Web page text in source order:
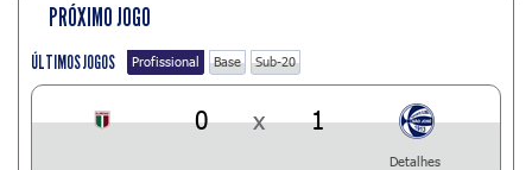
PRÓXIMO JOGO
ÚLTIMOS JOGOS Profissional Base Sub-20
0 x 1
Detalhes